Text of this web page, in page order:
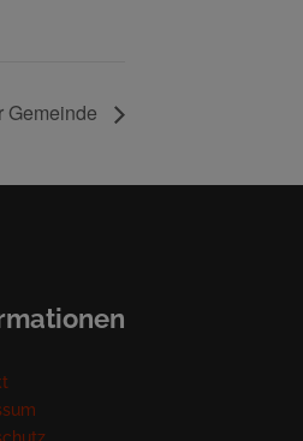
Gemeinde